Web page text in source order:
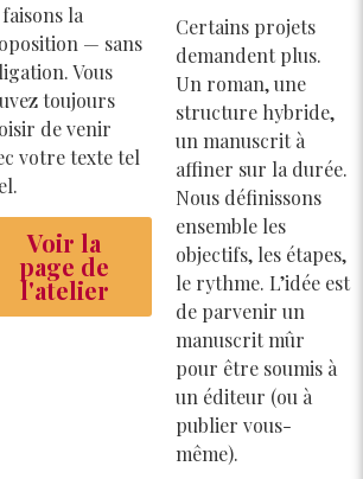
la
— sans
Vous
toujours
de venir
votre texte tel
Voir la
page de
l'atelier
Certains projets
demandent plus.
Un roman, une
structure hybride,
un manuscrit à
affiner sur la durée.
Nous définissons
ensemble les
objectifs, les étapes,
le rythme. L’idée est
de parvenir un
manuscrit mûr
pour être soumis à
un éditeur (ou à
publier vous-
même).